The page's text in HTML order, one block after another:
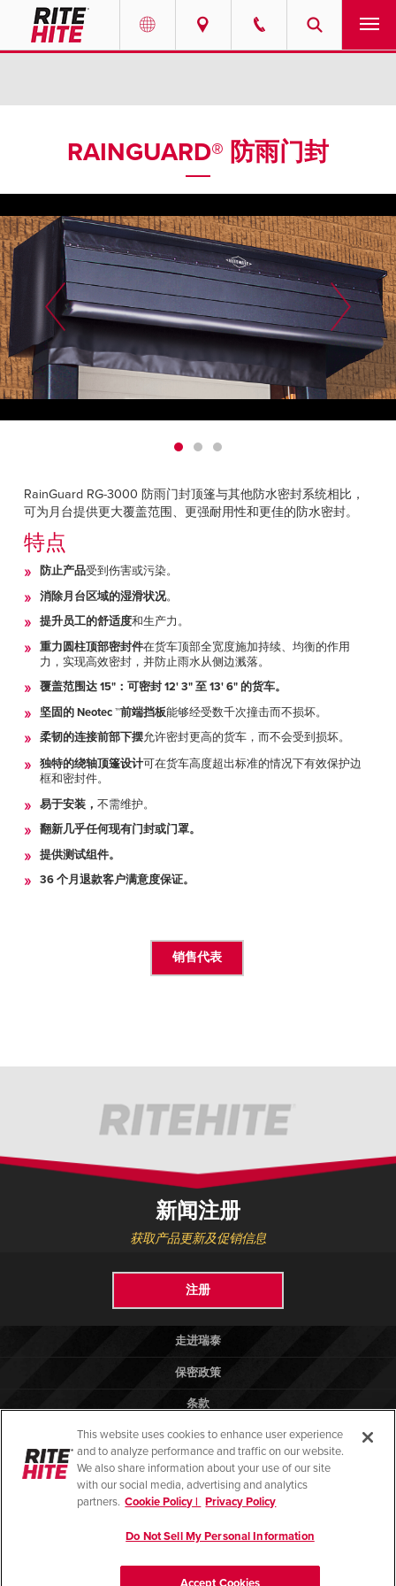
Español
Portuguese
EUROPE
English
Deutsch
Français
ASIA PACIFIC
English
中文
MIDDLE EAST/AFRICA
English
解决方案
走进瑞泰
联系我们
新闻
资源中心
查找销售代表
RAINGUARD® 防雨门封
RainGuard RG-3000 防雨门封顶篷与其他防水密封系统相比，
可为月台提供更大覆盖范围、更强耐用性和更佳的防水密封。
特点
防止产品受到伤害或污染。
消除月台区域的湿滑状况。
提升员工的舒适度和生产力。
重力圆柱顶部密封件在货车顶部全宽度施加持续、均衡的作用
力，实现高效密封，并防止雨水从侧边溅落。
覆盖范围达 15"：可密封 12' 3" 至 13' 6" 的货车。
坚固的 Neotec ™前端挡板能够经受数千次撞击而不损坏。
柔韧的连接前部下摆允许密封更高的货车，而不会受到损坏。
独特的绕轴顶篷设计可在货车高度超出标准的情况下有效保护边
框和密封件。
易于安装， 不需维护。
翻新几乎任何现有门封或门罩。
提供测试组件。
36 个月退款客户满意度保证。
销售代表
新闻注册
获取产品更新及促销信息
注册
走进瑞泰
保密政策
条款
法律法规
帮助
This website uses cookies to enhance user experience
and to analyze performance and traffic on our website.
We also share information about your use of our site
with our social media, advertising and analytics
partners. Cookie Policy | Privacy Policy
Do Not Sell My Personal Information